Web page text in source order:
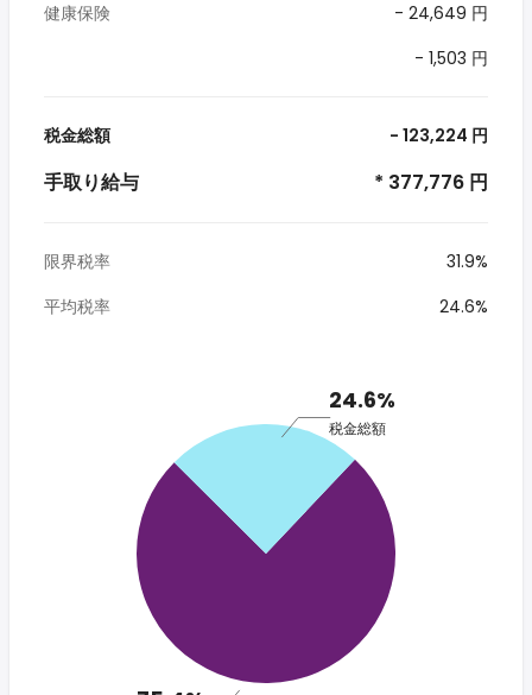
健康保険
- 24,649 円
- 1,503 円
税金総額 - 123,224 円
手取り給与 * 377,776 円
限界税率
31.9%
平均税率
24.6%
24.6%
税金総額